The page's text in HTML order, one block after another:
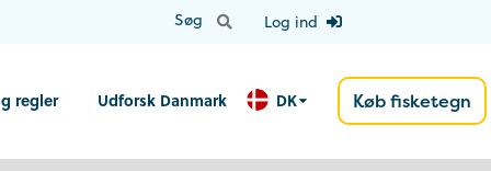
Log ind
regler Udforsk Danmark DK Køb fisketegn